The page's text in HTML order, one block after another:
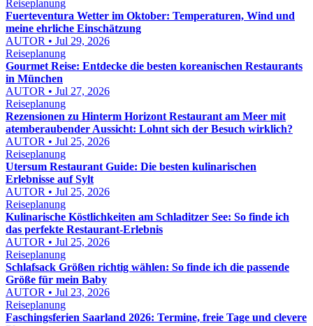
Reiseplanung
Fuerteventura Wetter im Oktober: Temperaturen, Wind und
meine ehrliche Einschätzung
AUTOR • Jul 29, 2026
Reiseplanung
Gourmet Reise: Entdecke die besten koreanischen Restaurants
in München
AUTOR • Jul 27, 2026
Reiseplanung
Rezensionen zu Hinterm Horizont Restaurant am Meer mit
atemberaubender Aussicht: Lohnt sich der Besuch wirklich?
AUTOR • Jul 25, 2026
Reiseplanung
Utersum Restaurant Guide: Die besten kulinarischen
Erlebnisse auf Sylt
AUTOR • Jul 25, 2026
Reiseplanung
Kulinarische Köstlichkeiten am Schladitzer See: So finde ich
das perfekte Restaurant-Erlebnis
AUTOR • Jul 25, 2026
Reiseplanung
Schlafsack Größen richtig wählen: So finde ich die passende
Größe für mein Baby
AUTOR • Jul 23, 2026
Reiseplanung
Faschingsferien Saarland 2026: Termine, freie Tage und clevere